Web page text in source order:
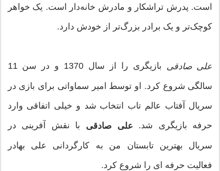
است. پدرش تراشکار و مادرش خانه‌دار است. یک خواهر
کوچک‌تر و یک برادر بزرگ‌تر از خودش دارد.
علی صادقی بازیگری را از سال 1370 و در سن 11
سالگی شروع کرد. او توسط امیر سماواتی برای بازی در
سریال آفتاب عالم تاب انتخاب شد و خیلی اتفاقی وارد
حرفه بازیگری شد. علی صادقی با نقش آفرینی در
سریال بهترین تابستان من به کارگردانی علی بهادر
فعالیت حرفه ای را شروع کرد.